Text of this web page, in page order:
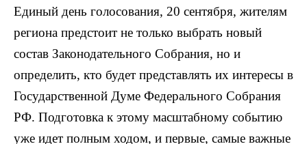
Единый день голосования, 20 сентября, жителям
региона предстоит не только выбрать новый
состав Законодательного Собрания, но и
определить, кто будет представлять их интересы в
Государственной Думе Федерального Собрания
РФ. Подготовка к этому масштабному событию
уже идет полным ходом, и первые, самые важные